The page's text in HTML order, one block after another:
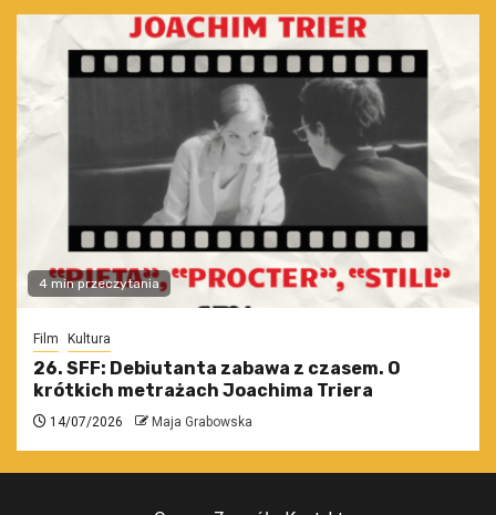
4 min przeczytania
Film Kultura
26. SFF: Debiutanta zabawa z czasem. O
krótkich metrażach Joachima Triera
14/07/2026 Maja Grabowska